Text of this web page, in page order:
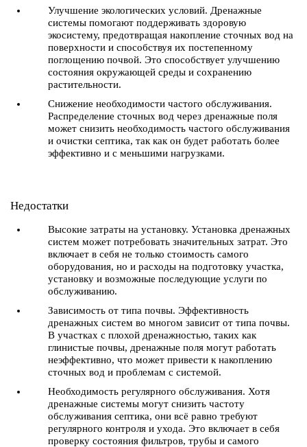
Улучшение экологических условий. Дренажные
системы помогают поддерживать здоровую
экосистему, предотвращая накопление сточных вод на
поверхности и способствуя их постепенному
поглощению почвой. Это способствует улучшению
состояния окружающей среды и сохранению
растительности.
Снижение необходимости частого обслуживания.
Распределение сточных вод через дренажные поля
может снизить необходимость частого обслуживания
и очистки септика, так как он будет работать более
эффективно и с меньшими нагрузками.
Недостатки
Высокие затраты на установку. Установка дренажных
систем может потребовать значительных затрат. Это
включает в себя не только стоимость самого
оборудования, но и расходы на подготовку участка,
установку и возможные последующие услуги по
обслуживанию.
Зависимость от типа почвы. Эффективность
дренажных систем во многом зависит от типа почвы.
В участках с плохой дренажностью, таких как
глинистые почвы, дренажные поля могут работать
неэффективно, что может привести к накоплению
сточных вод и проблемам с системой.
Необходимость регулярного обслуживания. Хотя
дренажные системы могут снизить частоту
обслуживания септика, они всё равно требуют
регулярного контроля и ухода. Это включает в себя
проверку состояния фильтров, трубы и самого